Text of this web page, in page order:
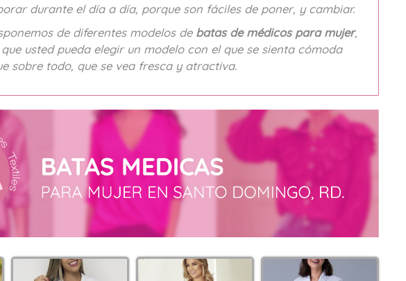
durante el día a día, porque son fáciles de poner, y cambiar.
de diferentes modelos de batas de médicos para mujer,
usted pueda elegir un modelo con el que se sienta cómoda
sobre todo, que se vea fresca y atractiva.